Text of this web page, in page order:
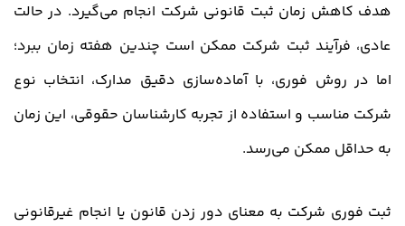
هدف کاهش زمان ثبت قانونی شرکت انجام می‌گیرد. در حالت
عادی، فرآیند ثبت شرکت ممکن است چندین هفته زمان ببرد؛
اما در روش فوری، با آماده‌سازی دقیق مدارک، انتخاب نوع
شرکت مناسب و استفاده از تجربه کارشناسان حقوقی، این زمان
به حداقل ممکن می‌رسد.
ثبت فوری شرکت به معنای دور زدن قانون یا انجام غیرقانونی